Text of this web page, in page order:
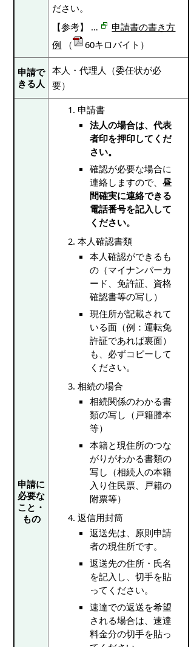
ださい。
【参考】 …
申請書の書き方
例 （ 60キロバイト）
申請で
きる人
本人・代理人（委任状が必
要）
申請に
必要な
こと・
もの
申請書
法人の場合は、代表
者印を押印してくだ
さい。
確認が必要な場合に
連絡しますので、昼
間確実に連絡できる
電話番号を記入して
ください。
本人確認書類
本人確認ができるも
の（マイナンバーカ
ード、免許証、資格
確認書等の写し）
現住所が記載されて
いる面（例：運転免
許証であれば裏面）
も、必ずコピーして
ください。
相続の場合
相続関係のわかる書
類の写し（戸籍謄本
等）
本籍と現住所のつな
がりがわかる書類の
写し（相続人の本籍
入り住民票、戸籍の
附票等）
返信用封筒
返送先は、原則申請
者の現住所です。
返送先の住所・氏名
を記入し、切手を貼
ってください。
速達での返送を希望
される場合は、速達
料金分の切手を貼っ